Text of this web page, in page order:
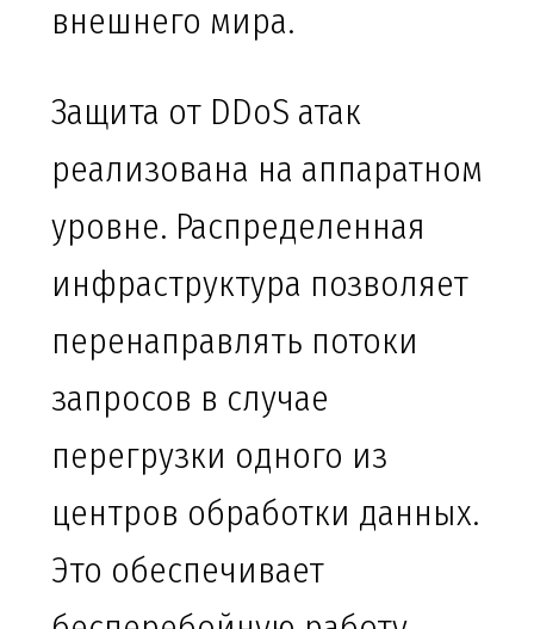
внешнего мира.
Защита от DDoS атак
реализована на аппаратном
уровне. Распределенная
инфраструктура позволяет
перенаправлять потоки
запросов в случае
перегрузки одного из
центров обработки данных.
Это обеспечивает